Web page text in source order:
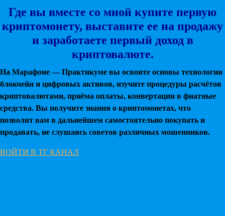
Где вы вместе со мной купите первую
криптомонету, выставите ее на продажу
и заработаете первый доход в
криптовалюте.
На Марафоне — Практикуме вы освоите основы технологии
блокчейн и цифровых активов, изучите процедуры расчётов
криптовалютами, приёма оплаты, конвертации в фиатные
средства. Вы получите знания о криптомонетах, что
позволит вам в дальнейшем самостоятельно покупать и
продавать, не слушаясь советов различных мошенников.
ВОЙТИ В ТГ КАНАЛ